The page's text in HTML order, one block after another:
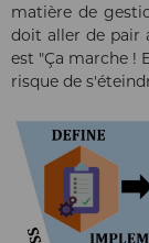
matière de
doit aller de pair
est "Ça marche !
risque de